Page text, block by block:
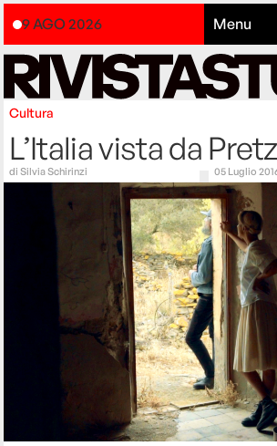
9 AGO 2026 Menu
Cultura
L’Italia vista da
diSilvia Schirinzi 05 Luglio